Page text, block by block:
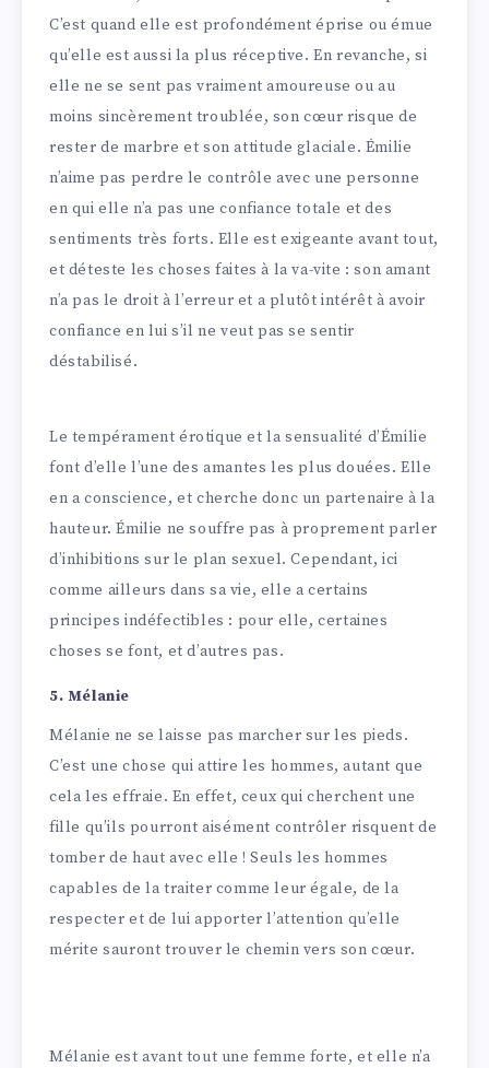
C’est quand elle est profondément éprise ou émue
qu’elle est aussi la plus réceptive. En revanche, si
elle ne se sent pas vraiment amoureuse ou au
moins sincèrement troublée, son cœur risque de
rester de marbre et son attitude glaciale. Émilie
n’aime pas perdre le contrôle avec une personne
en qui elle n’a pas une confiance totale et des
sentiments très forts. Elle est exigeante avant tout,
et déteste les choses faites à la va-vite : son amant
n’a pas le droit à l’erreur et a plutôt intérêt à avoir
confiance en lui s’il ne veut pas se sentir
déstabilisé.
Le tempérament érotique et la sensualité d’Émilie
font d’elle l’une des amantes les plus douées. Elle
en a conscience, et cherche donc un partenaire à la
hauteur. Émilie ne souffre pas à proprement parler
d’inhibitions sur le plan sexuel. Cependant, ici
comme ailleurs dans sa vie, elle a certains
principes indéfectibles : pour elle, certaines
choses se font, et d’autres pas.
5. Mélanie
Mélanie ne se laisse pas marcher sur les pieds.
C’est une chose qui attire les hommes, autant que
cela les effraie. En effet, ceux qui cherchent une
fille qu’ils pourront aisément contrôler risquent de
tomber de haut avec elle ! Seuls les hommes
capables de la traiter comme leur égale, de la
respecter et de lui apporter l’attention qu’elle
mérite sauront trouver le chemin vers son cœur.
Mélanie est avant tout une femme forte, et elle n’a